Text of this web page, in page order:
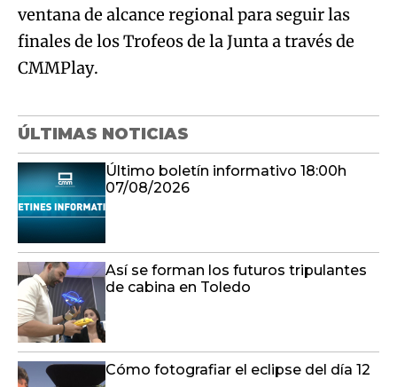
ventana de alcance regional para seguir las
finales de los Trofeos de la Junta a través de
CMMPlay.
ÚLTIMAS NOTICIAS
Último boletín informativo 18:00h
07/08/2026
Así se forman los futuros tripulantes
de cabina en Toledo
Cómo fotografiar el eclipse del día 12